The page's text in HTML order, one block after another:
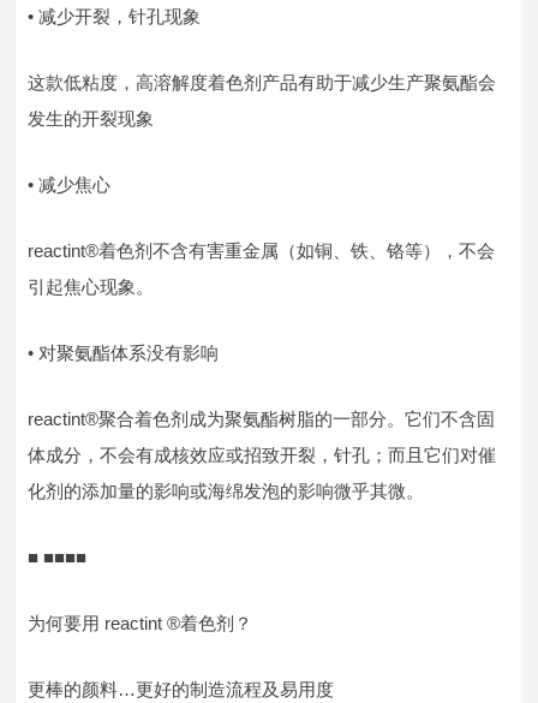
• 减少开裂，针孔现象
这款低粘度，高溶解度着色剂产品有助于减少生产聚氨酯会
发生的开裂现象
• 减少焦心
reactint®着色剂不含有害重金属（如铜、铁、铬等），不会
引起焦心现象。
• 对聚氨酯体系没有影响
reactint®聚合着色剂成为聚氨酯树脂的一部分。它们不含固
体成分，不会有成核效应或招致开裂，针孔；而且它们对催
化剂的添加量的影响或海绵发泡的影响微乎其微。
■ ■■■■
为何要用 reactint ®着色剂？
更棒的颜料…更好的制造流程及易用度